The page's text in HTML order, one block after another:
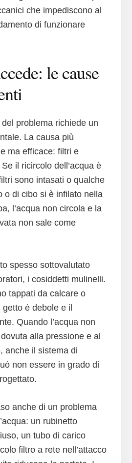
che impediscono al
di funzionare
le cause
problema richiede un
La causa più
ma efficace: filtri e
il ricircolo dell’acqua è
sono intasati o qualche
o di cibo si è infilato nella
l’acqua non circola e la
non sale come
spesso sottovalutato
i cosiddetti mulinelli.
tappati da calcare o
è debole e il
Quando l’acqua non
alla pressione e al
anche il sistema di
non essere in grado di
anche di un problema
un rubinetto
un tubo di carico
filtro a rete nell’attacco